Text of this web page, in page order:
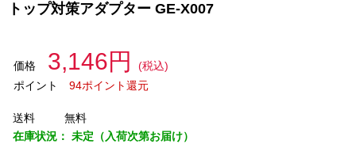
トップ対策アダプター GE-X007
価格 3,146円
(税込)
ポイント
94ポイント還元
送料
無料
在庫状況： 未定（入荷次第お届け）